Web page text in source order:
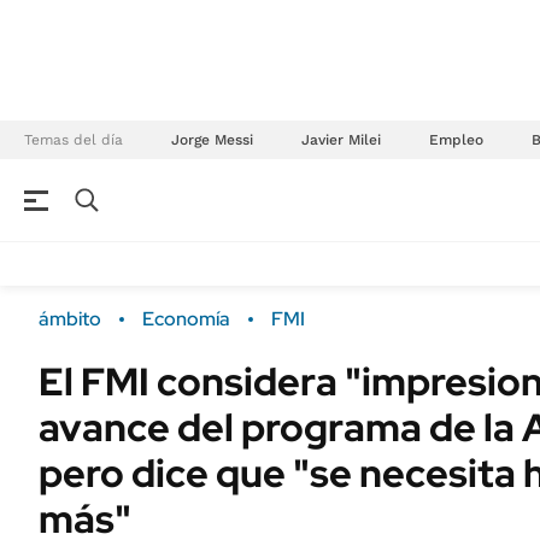
Temas del día Jorge Messi Javier Milei Empleo
Campo
FINANZAS
Dólar
Mercados
Sustentabilidad
POLÍTICA
ámbito Economía FMI
El FMI considera
avance del programa de la
pero dice que "se necesita
más"